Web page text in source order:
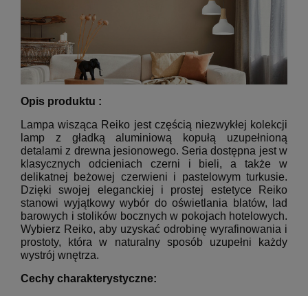
Opis produktu :
Lampa wisząca Reiko jest częścią niezwykłej kolekcji
lamp z gładką aluminiową kopułą uzupełnioną
detalami z drewna jesionowego. Seria dostępna jest w
klasycznych odcieniach czerni i bieli, a także w
delikatnej beżowej czerwieni i pastelowym turkusie.
Dzięki swojej eleganckiej i prostej estetyce Reiko
stanowi wyjątkowy wybór do oświetlania blatów, lad
barowych i stolików bocznych w pokojach hotelowych.
Wybierz Reiko, aby uzyskać odrobinę wyrafinowania i
prostoty, która w naturalny sposób uzupełni każdy
wystrój wnętrza.
Cechy charakterystyczne: